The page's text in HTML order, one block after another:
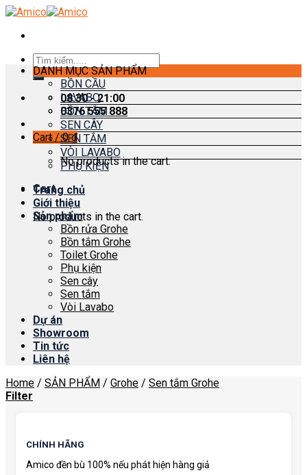
Skip
content
Search
for:
08:30 - 21:00
0376 555 888
Cart /0₫
No products in the cart.
Cart
No products in the cart.
DANH MỤC SẢN PHẨM
BỒN CẦU
LAVABO
BỒN TẮM
SEN CÂY
SEN TẮM
VÒI LAVABO
PHỤ KIỆN
Trang chủ
Giới thiệu
Sản phẩm
Bồn rửa Grohe
Bồn tắm Grohe
Toilet Grohe
Phụ kiện
Sen cây
Sen tắm
Vòi Lavabo
Dự án
Showroom
Tin tức
Liên hệ
Home / SẢN PHẨM / Grohe / Sen tắm Grohe
Filter
CHÍNH HÃNG
Amico đền bù 100% nếu phát hiện hàng giả